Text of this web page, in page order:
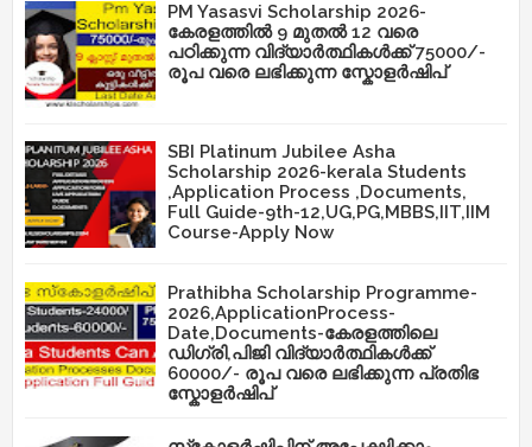
PM Yasasvi Scholarship 2026-
കേരളത്തിൽ 9 മുതൽ 12 വരെ
പഠിക്കുന്ന വിദ്യാർത്ഥികൾക്ക് 75000/-
രൂപ വരെ ലഭിക്കുന്ന സ്കോളർഷിപ്
SBI Platinum Jubilee Asha
Scholarship 2026-kerala Students
,Application Process ,Documents,
Full Guide-9th-12,UG,PG,MBBS,IIT,IIM
Course-Apply Now
Prathibha Scholarship Programme-
2026,ApplicationProcess-
Date,Documents-കേരളത്തിലെ
ഡിഗ്രി,പിജി വിദ്യാർത്ഥികൾക്ക്
60000/- രൂപ വരെ ലഭിക്കുന്ന പ്രതിഭ
സ്കോളർഷിപ്